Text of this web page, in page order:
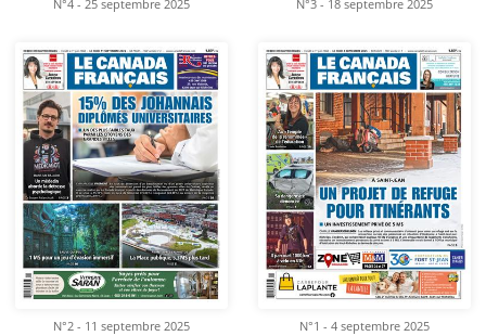
N°4 - 25 septembre 2025 N°3 - 18 septembre 2025
N°2 - 11 septembre 2025 N°1 - 4 septembre 2025